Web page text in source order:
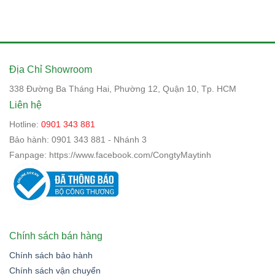
Địa Chỉ Showroom
338 Đường Ba Tháng Hai, Phường 12, Quận 10, Tp. HCM
Liên hệ
Hotline: 0901 343 881
Bảo hành: 0901 343 881 - Nhánh 3
Fanpage: https://www.facebook.com/CongtyMaytinh
Chính sách bán hàng
Chính sách bảo hành
Chính sách vận chuyển